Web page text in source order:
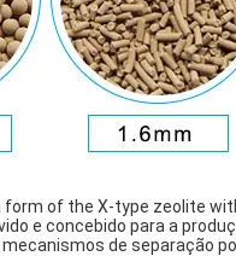
form of the X-type zeolite
e concebido para a
de separação